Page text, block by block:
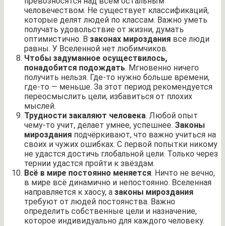
человечеством. Не существует классификаций,
которые делят людей по классам. Важно уметь
получать удовольствие от жизни, думать
оптимистично. В законах мироздания все люди
равны. У Вселенной нет любимчиков.
Чтобы задуманное осуществилось,
понадобится подождать. Мгновенно ничего
получить нельзя. Где-то нужно больше времени,
где-то — меньше. За этот период рекомендуется
переосмыслить цели, избавиться от плохих
мыслей.
Трудности закаляют человека. Любой опыт
чему-то учит, делает умнее, успешнее. Законы
мироздания подчёркивают, что важно учиться на
своих и чужих ошибках. С первой попытки никому
не удастся достичь глобальной цели. Только через
тернии удастся пройти к звёздам.
Всё в мире постоянно меняется. Ничто не вечно,
в мире всё динамично и непостоянно. Вселенная
направляется к хаосу, а законы мироздания
требуют от людей постоянства. Важно
определить собственные цели и назначение,
которое индивидуально для каждого человеку.